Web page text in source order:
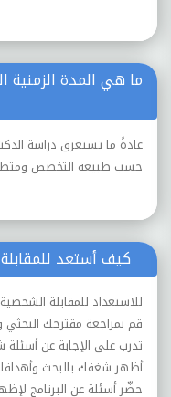
ما هي المدة الزمنية
حسب طبيعة التخصص
كيف أستعد
للاستعداد للمقابلة
قم بمراجعة مقترحك البحثي
تدرب على الإجابة عن أسئلة
أظهر شغفك بالبحث
حضّر أسئلة عن البرنامج